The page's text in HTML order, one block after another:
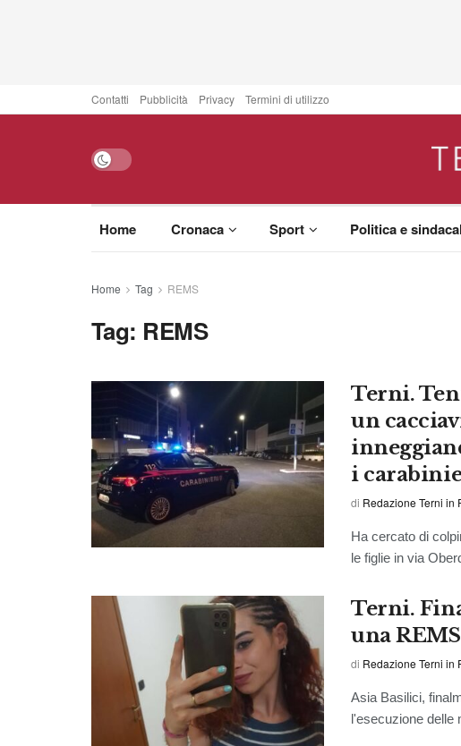
Contatti Pubblicità Privacy Termini di utilizzo
Home Cronaca Sport Politica e
Home Tag REMS
Tag: REMS
Terni.
un
i
di Redazione Terni in
Ha cercato di
le figlie in via
Terni.
una REMS
di Redazione Terni in
Asia Basilici,
l'esecuzione delle